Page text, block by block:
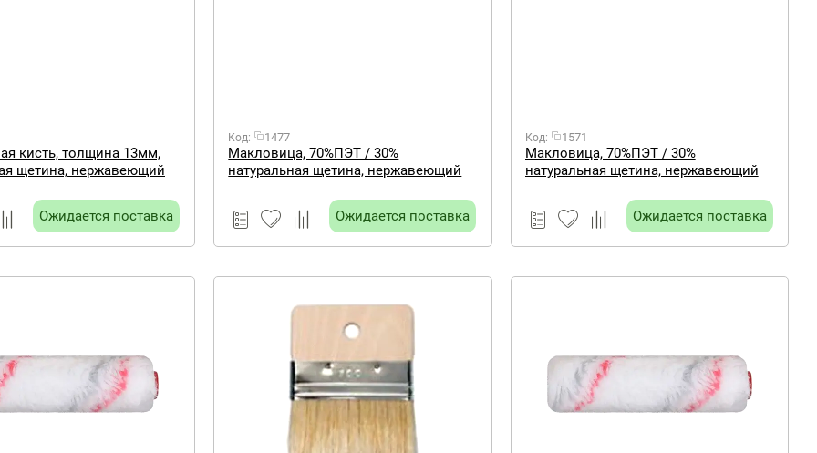
кисть, толщина 13мм,
щетина, нержавеющий
COLOR
Ожидается поставка
Код: 1477
Макловица, 70%ПЭT / 30%
натуральная щетина, нержавеющий
140х40мм МASTER COLOR
Ожидается поставка
Код: 1571
Макловица, 70%ПЭT / 30%
натуральная щетина, нержавеющий
120х30мм МASTER COLOR
Ожидается поставка